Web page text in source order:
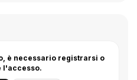
è necessario registrarsi o
l'accesso.